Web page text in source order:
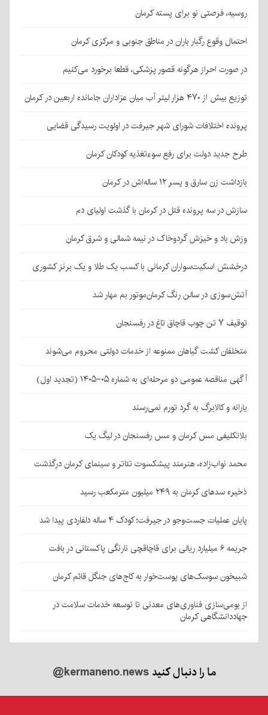
روسیه، فرصتی نو برای پسته کرمان
احتمال وقوع رگبار باران در مناطق جنوبی و مرکزی کرمان
در صورت احراز هرگونه قصور پزشکی، قطعا برخورد می‌کنیم
توزیع بیش از ۴۷۰ هزار لیتر آب میان عزاداران جامانده اربعین در کرمان
پرونده اختلافات شورای شهر جیرفت در اولویت رسیدگی قضایی
طرح جدید دولت برای رفع سوءتغذیه کودکان کرمان
بازداشت زن سارق و پسر ۱۲ ساله‌اش در کرمان
سازش در سه پرونده قتل در کرمان با گذشت اولیای دم
وزش باد و خیزش گردوخاک در نیمه شمالی و شرق کرمان
درخشش اسکیت‌سواران کرمانی با کسب یک طلا و یک برنز کشوری
آتش‌سوزی در سالن رنگ کرمان‌موتور بم مهار شد
توقیف ۷ تن چوب قاچاق تاغ در رفسنجان
متخلفان کشت گیاهان ممنوعه از خدمات دولتی محروم می‌شوند
آگهی مناقصه عمومی دو مرحله‌ای به شماره ۰۵-۱۴۰۵ (تجدید اول)
یارانه و کالابرگ به گرد تورم نمی‌رسند
بلاتکلیفی مس کرمان و مس رفسنجان در لیگ یک
محمد نواب‌زاده، هنرمند پیشکسوت تئاتر و سینمای کرمان درگذشت
ذخیره سدهای کرمان به ۲۴۹ میلیون مترمکعب رسید
پایان عملیات جست‌وجو در جیرفت؛ کودک ۴ ساله دلفاردی پیدا شد
جریمه ۶ میلیارد ریالی برای قاچاقچی نارنگی پاکستانی در بافت
شبیخون سوسک‌های پوست‌خوار به کاج‌های جنگل قائم کرمان
از بومی‌سازی فناوری‌های معدنی تا توسعه خدمات سلامت در
جهاددانشگاهی کرمان
ما را دنبال کنید@kermaneno.news